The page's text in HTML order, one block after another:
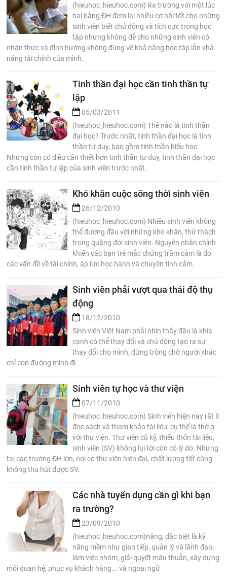
(hieuhoc_hieuhoc.com) Ra trường với một lúc
hai bằng ĐH đem lại nhiều cơ hội tốt cho những
sinh viên biết chủ động và tích cực trong học
tập nhưng không dễ cho những sinh viên có
nhận thức và định hướng không đúng về khả năng học tập lẫn khả
năng tài chính của mình.
Tinh thần đại học cần tinh thần tự
lập
05/03/2011
(hieuhoc_hieuhoc.com) Thế nào là tinh thần
đại học? Trước nhất, tinh thần đại học là tinh
thần tư duy, bao gồm tinh thần hiếu học.
Nhưng còn có điều cần thiết hơn tinh thần tư duy, tinh thần đại học
cần tinh thần tự lập của sinh viên trước nhất.
Khó khăn cuộc sống thời sinh viên
26/12/2010
(hieuhoc_hieuhoc.com) Nhiều sinh viên không
thể đương đầu với những khó khăn, thử thách
trong quãng đời sinh viên. Nguyên nhân chính
khiến các bạn trẻ mắc chứng trầm cảm là do
các vấn đề về tài chính, áp lực học hành và chuyện tình cảm.
Sinh viên phải vượt qua thái độ thụ
động
18/12/2010
Sinh viên Việt Nam phải nhìn thấy đâu là khía
cạnh có thể thay đổi và chủ động tạo ra sự
thay đổi cho mình, đừng trông chờ người khác
chỉ con đường mình đi.
Sinh viên tự học và thư viện
07/11/2010
(hieuhoc_hieuhoc.com) Sinh viên hiện nay rất ít
đọc sách và tham khảo tài liệu, cụ thể là thờ ơ
với thư viện. Thư viện cũ kỹ, thiếu thốn tài liệu,
sinh viên (SV) không lui tới còn có lý do. Nhưng
tại các trường ĐH lớn, nơi có thư viện hiện đại, chất lượng tốt cũng
không thu hút được SV.
Các nhà tuyển dụng cần gì khi bạn
ra trường?
23/09/2010
(hieuhoc_hieuhoc.com)năng, đặc biệt là kỹ
năng mềm như giao tiếp, quản lý và lãnh đạo,
làm việc nhóm, giải quyết mâu thuẫn, xây dựng
mối quan hệ, phục vụ khách hàng... và ngoại ngữ